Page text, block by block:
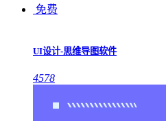
免费
UI设计-思维导图软件
4578